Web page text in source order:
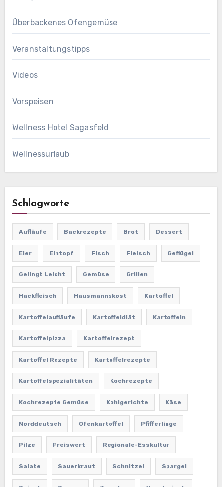
Überbackenes Ofengemüse
Veranstaltungstipps
Videos
Vorspeisen
Wellness Hotel Sagasfeld
Wellnessurlaub
Schlagworte
Aufläufe Backrezepte Brot Dessert
Eier Eintopf Fisch Fleisch Geflügel
Gelingt Leicht Gemüse Grillen
Hackfleisch Hausmannskost Kartoffel
Kartoffelaufläufe Kartoffeldiät Kartoffeln
Kartoffelpizza Kartoffelrezept
Kartoffel Rezepte Kartoffelrezepte
Kartoffelspezialitäten Kochrezepte
Kochrezepte Gemüse Kohlgerichte Käse
Norddeutsch Ofenkartoffel Pfifferlinge
Pilze Preiswert Regionale-Esskultur
Salate Sauerkraut Schnitzel Spargel